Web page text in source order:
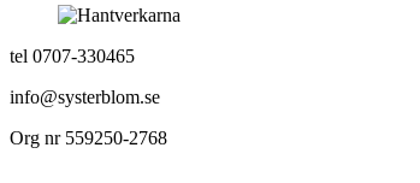
tel 0707-330465
info@systerblom.se
Org nr 559250-2768